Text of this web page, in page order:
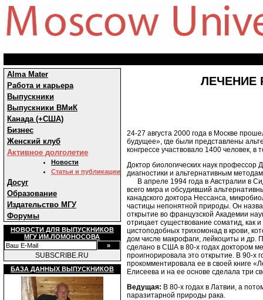
Alma Mater
Работа и карьера
Выпускники
Выпускники ВМиК
Канада (+США)
Бизнес
Женский клуб
Активное долголетие
Новости
Статьи и публикации
Досуг
Образование
Издательство МГУ
Форумы
НОВОСТИ ДЛЯ ВЫПУСКНИКОВ
МГУ ИМ.ЛОМОНОСОВА
SUBSCRIBE.RU
БАЗА ДАННЫХ ВЫПУСКНИКОВ
ЛЕЧЕНИЕ
24-27 августа 2000 года в Москве
будущее», где были представлены
конгрессе участвовало 1400 человек,
Доктор биологических наук
диагностики и альтернативным
В апреле 1994 года в Австралии в
всего мира и обсудивший
канадского доктора Нессанса,
частицы непонятной природы. Он
открытие во французской Академии
отрицает существование соматид,
цистоподобных трихомонад в крови,
дом числе макрофаги, лейкоциты и др.
сделано в США в 80-х годах доктором
проигнорировала это открытие. В 90-х
прокомментировала ее в своей книге
Елисеева и на ее основе сделала три
Ведущая: В 80-х годах в Латвии, а
паразитарной природы рака.